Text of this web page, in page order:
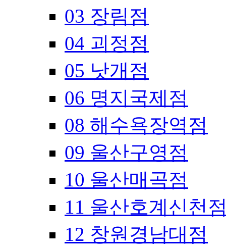
03 장림점
04 괴정점
05 낫개점
06 명지국제점
08 해수욕장역점
09 울산구영점
10 울산매곡점
11 울산호계신천
12 창원경남대점